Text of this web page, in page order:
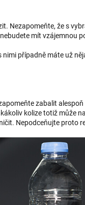
Nezapomeňte, že s
mít vzájemnou
nimi případně máte už
zabalit
kolize totiž může
Nepodceňujte proto